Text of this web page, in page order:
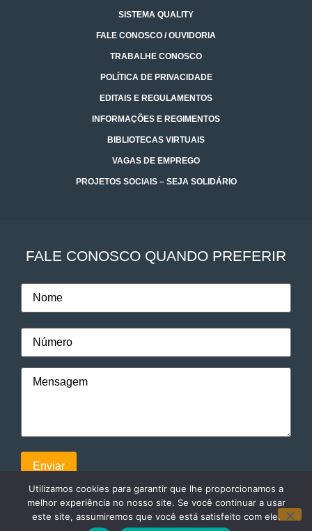
SISTEMA QUALITY
FALE CONOSCO / OUVIDORIA
TRABALHE CONOSCO
POLÍTICA DE PRIVACIDADE
EDITAIS E REGULAMENTOS
INFORMAÇÕES E REGIMENTOS
BIBLIOTECAS VIRTUAIS
VAGAS DE EMPREGO
PROJETOS SOCIAIS – SEJA SOLIDÁRIO
FALE CONOSCO QUANDO PREFERIR
Utilizamos cookies para garantir que lhe proporcionamos a
melhor experiência no nosso site. Se você continuar a usar
este site, assumiremos que você está satisfeito com ele.